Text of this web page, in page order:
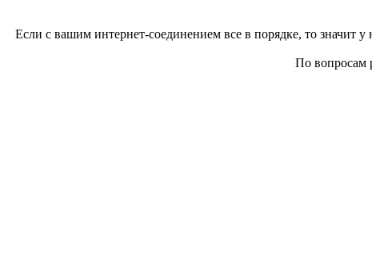
Если с вашим интернет-соединением все в порядке, то значит
По вопросам